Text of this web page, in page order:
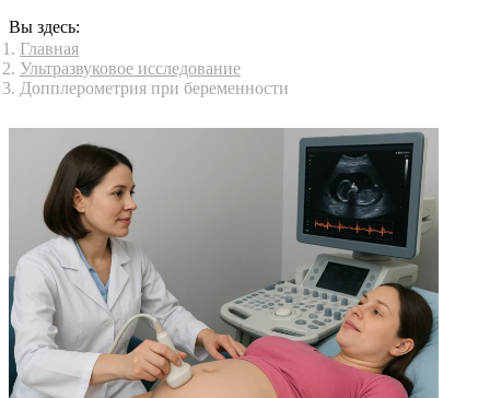
Вы здесь:
Главная
Ультразвуковое исследование
Допплерометрия при беременности